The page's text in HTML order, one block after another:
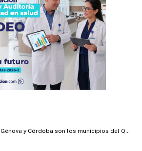
Génova y Córdoba son los municipios del Quindío con mayor afectación por las fuertes lluvias presentadas en las últimas 24 horas